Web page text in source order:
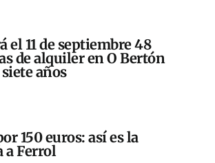
el 11 de septiembre 48
de alquiler en O Bertón
años
150 euros: así es la
a Ferrol